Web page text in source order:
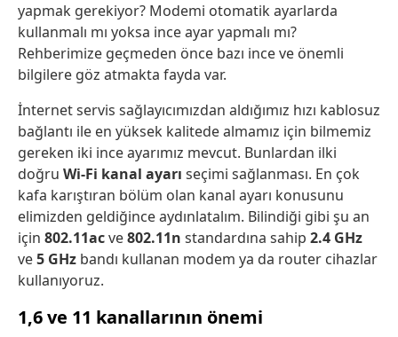
yapmak gerekiyor? Modemi otomatik ayarlarda
kullanmalı mı yoksa ince ayar yapmalı mı?
Rehberimize geçmeden önce bazı ince ve önemli
bilgilere göz atmakta fayda var.
İnternet servis sağlayıcımızdan aldığımız hızı kablosuz
bağlantı ile en yüksek kalitede almamız için bilmemiz
gereken iki ince ayarımız mevcut. Bunlardan ilki
doğru Wi-Fi kanal ayarı seçimi sağlanması. En çok
kafa karıştıran bölüm olan kanal ayarı konusunu
elimizden geldiğince aydınlatalım. Bilindiği gibi şu an
için 802.11acve802.11n standardına sahip 2.4 GHz
ve5 GHz bandı kullanan modem ya da router cihazlar
kullanıyoruz.
1,6 ve 11 kanallarının önemi